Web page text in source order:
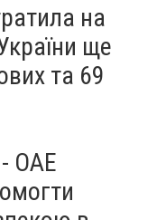
на
ще
та 69
ОАЕ